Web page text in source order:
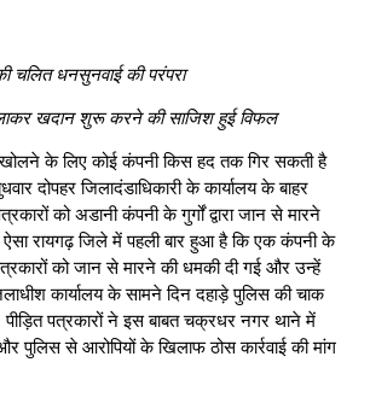
चलित धनसुनवाई की परंपरा
खदान शुरू करने की साजिश हुई विफल
के लिए कोई कंपनी किस हद तक गिर सकती है
दोपहर जिलादंडाधिकारी के कार्यालय के बाहर
को अडानी कंपनी के गुर्गों द्वारा जान से मारने
रायगढ़ जिले में पहली बार हुआ है कि एक कंपनी के
को जान से मारने की धमकी दी गई और उन्हें
कार्यालय के सामने दिन दहाड़े पुलिस की चाक
पीड़ित पत्रकारों ने इस बाबत चक्रधर नगर थाने में
पुलिस से आरोपियों के खिलाफ ठोस कार्रवाई की मांग